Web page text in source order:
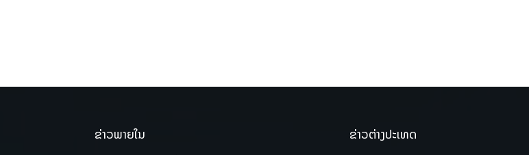
ຂ່າວພາຍໃນ ຂ່າວຕ່າງປະເທດ